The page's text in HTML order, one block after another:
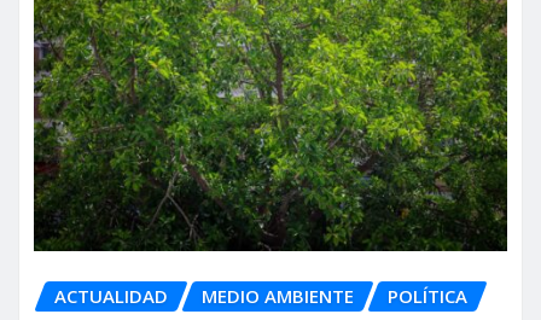
ACTUALIDAD MEDIO AMBIENTE POLÍTICA